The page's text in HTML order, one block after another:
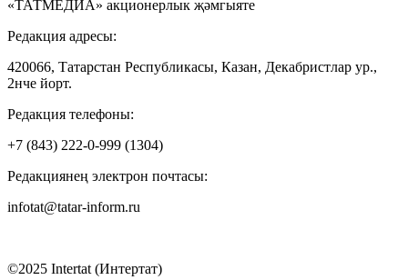
«ТАТМЕДИА» акционерлык җәмгыяте
Редакция адресы:
420066, Татарстан Республикасы, Казан, Декабристлар ур.,
2нче йорт.
Редакция телефоны:
+7 (843) 222-0-999 (1304)
Редакциянең электрон почтасы:
infotat@tatar-inform.ru
©2025 Intertat (Интертат)